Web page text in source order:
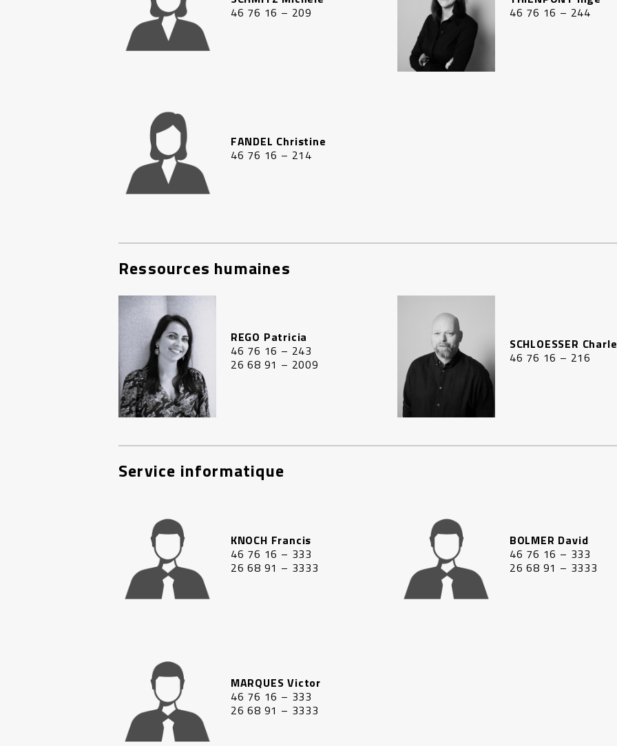
46 76 16 – 209
46 76 16 – 244
FANDEL Christine
46 76 16 – 214
Ressources humaines
REGO Patricia
46 76 16 – 243
26 68 91 – 2009
SCHLOESSER
46 76 16 – 216
Service informatique
KNOCH Francis
46 76 16 – 333
26 68 91 – 3333
BOLMER David
46 76 16 – 333
26 68 91 – 3333
MARQUES Victor
46 76 16 – 333
26 68 91 – 3333